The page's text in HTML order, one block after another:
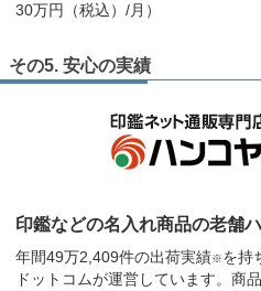
30万円（税込）/月）
その5. 安心の実績
印鑑などの名入れ商品の老舗
年間49万2,409件の出荷実績※を持
ドットコムが運営しています。商